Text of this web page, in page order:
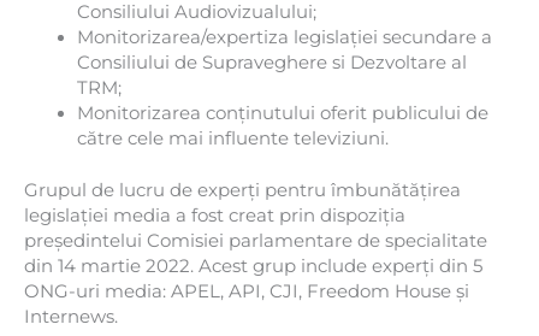
Consiliului Audiovizualului;
Monitorizarea/expertiza legislației secundare a
Consiliului de Supraveghere si Dezvoltare al
TRM;
Monitorizarea conținutului oferit publicului de
către cele mai influente televiziuni.
Grupul de lucru de experți pentru îmbunătățirea
legislației media a fost creat prin dispoziția
președintelui Comisiei parlamentare de specialitate
din 14 martie 2022. Acest grup include experți din 5
ONG-uri media: APEL, API, CJI, Freedom House și
Internews.